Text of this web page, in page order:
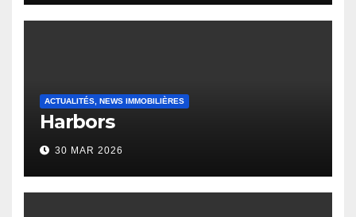
ACTUALITÉS, NEWS IMMOBILIÈRES
Harbors
30 MAR 2026